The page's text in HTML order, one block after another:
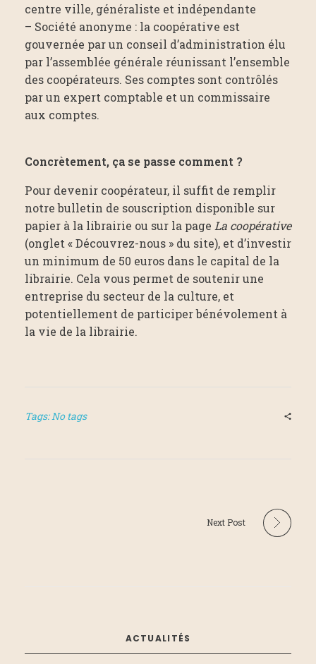
centre ville, généraliste et indépendante
– Société anonyme : la coopérative est
gouvernée par un conseil d’administration élu
par l’assemblée générale réunissant l’ensemble
des coopérateurs. Ses comptes sont contrôlés
par un expert comptable et un commissaire
aux comptes.
Concrètement, ça se passe comment ?
Pour devenir coopérateur, il suffit de remplir
notre bulletin de souscription disponible sur
papier à la librairie ou sur la page La coopérative
(onglet « Découvrez-nous » du site), et d’investir
un minimum de 50 euros dans le capital de la
librairie. Cela vous permet de soutenir une
entreprise du secteur de la culture, et
potentiellement de participer bénévolement à
la vie de la librairie.
Tags: No tags
Next Post
ACTUALITÉS